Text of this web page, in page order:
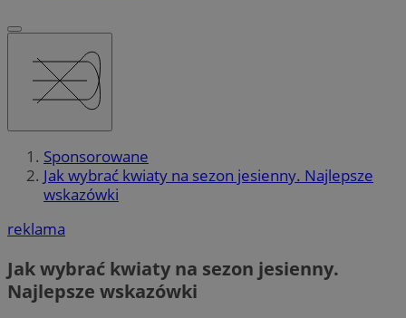
Sponsorowane
Jak wybrać kwiaty na sezon jesienny. Najlepsze
wskazówki
reklama
Jak wybrać kwiaty na sezon jesienny.
Najlepsze wskazówki